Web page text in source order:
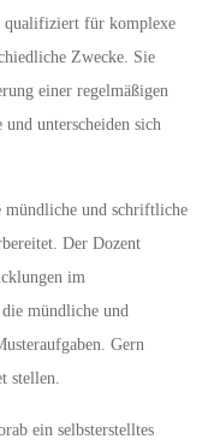
qualifiziert für komplexe
Zwecke. Sie
einer regelmäßigen
unterscheiden sich
mündliche und schriftliche
Der Dozent
im
mündliche und
Gern
stellen.
ein selbsterstelltes